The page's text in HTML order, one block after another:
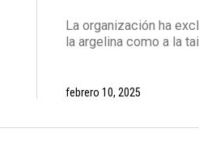
La organización ha
la argelina como a la
febrero 10, 2025